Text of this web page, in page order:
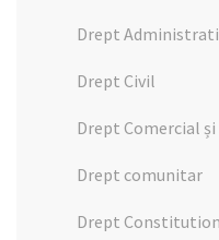
Drept
Drept Civil
Drept Comercial
Drept comunitar
Drept